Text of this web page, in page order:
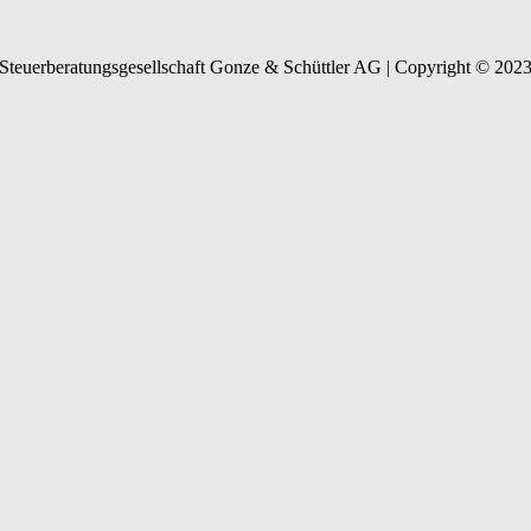
Steuerberatungsgesellschaft Gonze & Schüttler AG | Copyright © 2023